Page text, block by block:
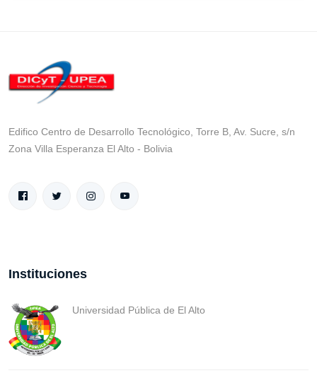
Edifico Centro de Desarrollo Tecnológico, Torre B, Av. Sucre, s/n
Zona Villa Esperanza El Alto - Bolivia
Instituciones
Universidad Pública de El Alto